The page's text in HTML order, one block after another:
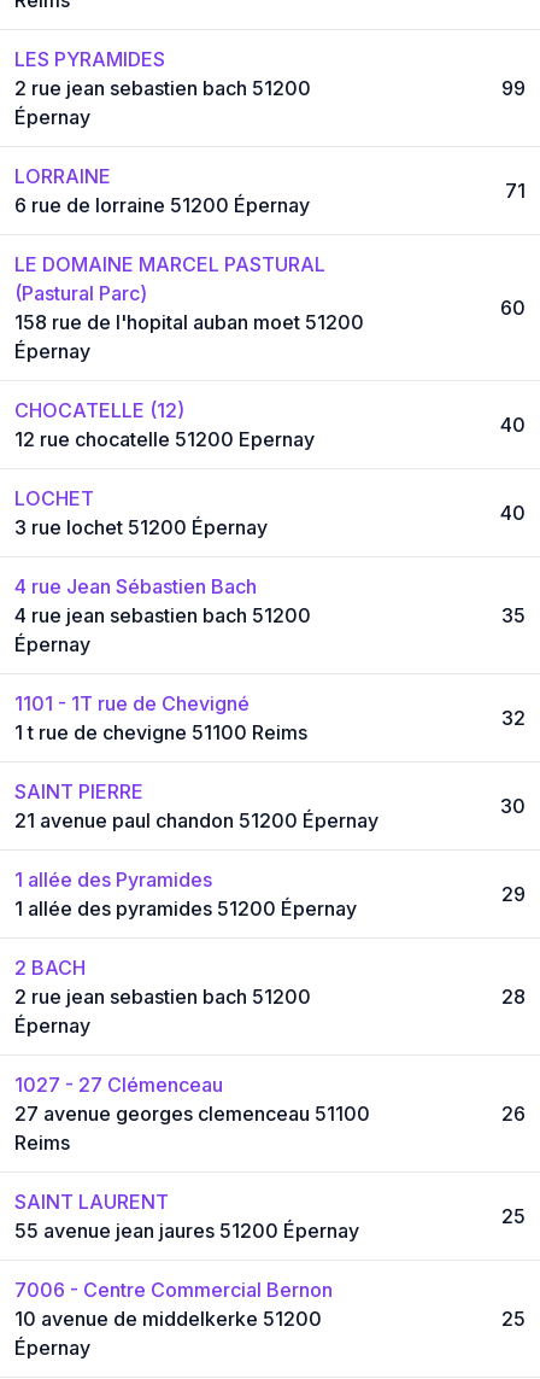
LES PYRAMIDES
2 rue jean sebastien bach 51200
Épernay
99
LORRAINE
6 rue de lorraine 51200 Épernay
71
LE DOMAINE MARCEL PASTURAL
(Pastural Parc)
158 rue de l'hopital auban moet 51200
Épernay
60
CHOCATELLE (12)
12 rue chocatelle 51200 Epernay
40
LOCHET
3 rue lochet 51200 Épernay
40
4 rue Jean Sébastien Bach
4 rue jean sebastien bach 51200
Épernay
35
1101 - 1T rue de Chevigné
1 t rue de chevigne 51100 Reims
32
SAINT PIERRE
21 avenue paul chandon 51200 Épernay
30
1 allée des Pyramides
1 allée des pyramides 51200 Épernay
29
2 BACH
2 rue jean sebastien bach 51200
Épernay
28
1027 - 27 Clémenceau
27 avenue georges clemenceau 51100
Reims
26
SAINT LAURENT
55 avenue jean jaures 51200 Épernay
25
7006 - Centre Commercial Bernon
10 avenue de middelkerke 51200
Épernay
25